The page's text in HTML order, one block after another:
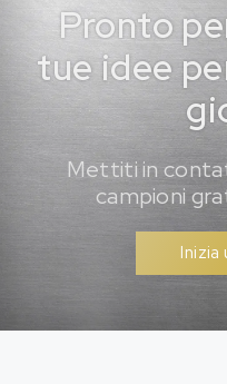
Pronto
tue idee
Mettiti in
campioni
Inizia